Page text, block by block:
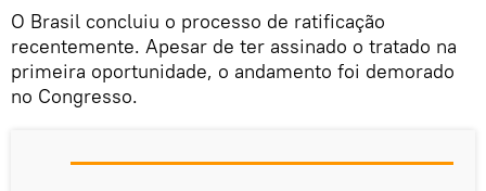
O Brasil concluiu o processo de ratificação
recentemente. Apesar de ter assinado o tratado na
primeira oportunidade, o andamento foi demorado
no Congresso.